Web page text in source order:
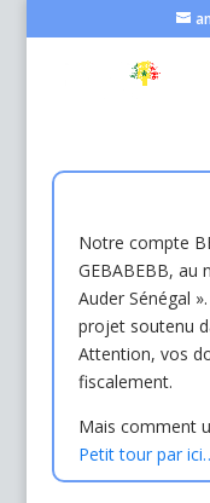
Notre compte
GEBABEBB, au
Auder Sénégal
projet soutenu
Attention, vos
fiscalement.
Mais comment
Petit tour par